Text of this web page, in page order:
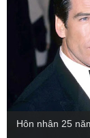
Hôn nhân 25